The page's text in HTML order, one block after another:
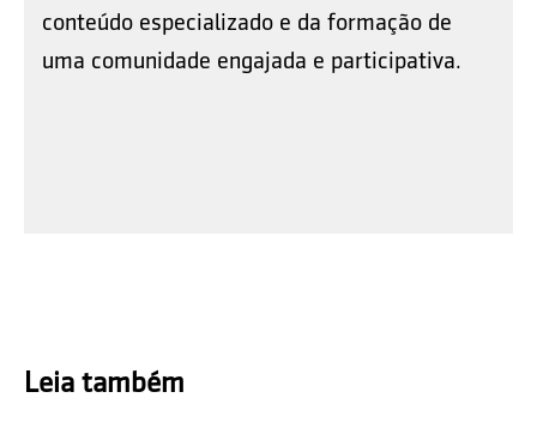
conteúdo especializado e da formação de
uma comunidade engajada e participativa.
Leia também